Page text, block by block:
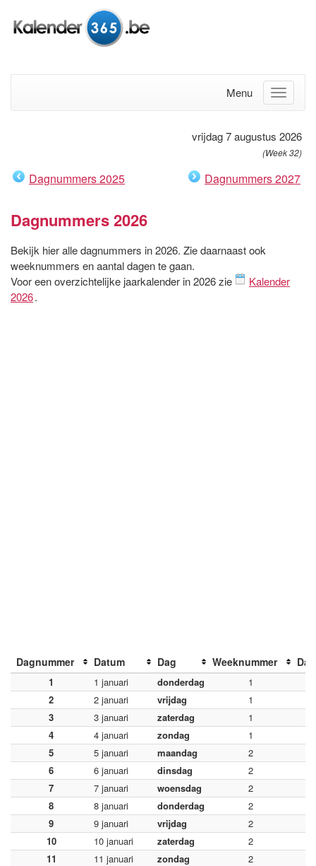
Menu
vrijdag 7 augustus 2026
(Week 32)
Dagnummers 2025 Dagnummers 2027
Dagnummers 2026
Bekijk hier alle dagnummers in 2026. Zie daarnaast ook
weeknummers en aantal dagen te gaan.
Voor een overzichtelijke jaarkalender in 2026 zie
Kalender
2026.
Dagnummer Datum Dag Weeknummer
1 1 januari donderdag
1
2
2 januari vrijdag
1
3
3 januari zaterdag
1
4
4 januari zondag
1
5
5 januari maandag
2
6
6 januari dinsdag
2
7
7 januari woensdag
2
8
8 januari donderdag
2
9
9 januari vrijdag
2
10
10 januari zaterdag
2
11
11 januari zondag
2